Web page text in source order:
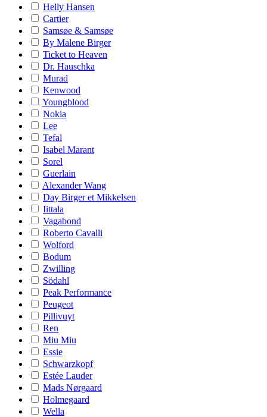
Helly Hansen
Cartier
Samsøe & Samsøe
By Malene Birger
Ticket to Heaven
Dr. Hauschka
Murad
Kenwood
Youngblood
Nokia
Lee
Tefal
Isabel Marant
Sorel
Guerlain
Alexander Wang
Day Birger et Mikkelsen
Iittala
Vagabond
Roberto Cavalli
Wolford
Bodum
Zwilling
Södahl
Peak Performance
Peugeot
Pillivuyt
Ren
Miu Miu
Essie
Schwarzkopf
Estée Lauder
Mads Nørgaard
Holmegaard
Wella